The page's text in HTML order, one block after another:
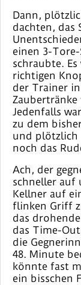
Dann,
dachten, das
einen 3-
schraubte.
richtigen
der Trainer
Zaubertränke
Jedenfalls
zu dem
und plötzlich
noch das
Ach, der
schneller auf
Kellner auf
flinken Griff
das
das Time-
die
48. Minute
könnte fast
ein bisschen